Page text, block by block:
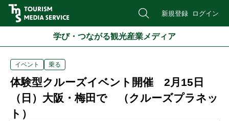
新規登録 ログイン
学び・つながる観光産業メディア
イベント 乗る
体験型クルーズイベント開催 2月15日
（日）大阪・梅田で （クルーズプラネッ
ト）